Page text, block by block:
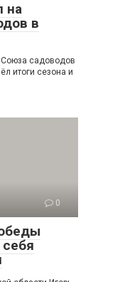
на
в
Союза садоводов
итоги сезона и
0